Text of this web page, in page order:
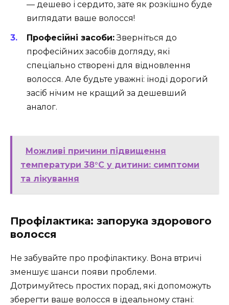
— дешево і сердито, зате як розкішно буде
виглядати ваше волосся!
Професійні засоби:Зверніться до
професійних засобів догляду, які
спеціально створені для відновлення
волосся. Але будьте уважні: іноді дорогий
засіб нічим не кращий за дешевший
аналог.
Можливі причини підвищення
температури 38°C у дитини: симптоми
та лікування
Профілактика: запорука здорового
волосся
Не забувайте про профілактику. Вона втричі
зменшує шанси появи проблеми.
Дотримуйтесь простих порад, які допоможуть
зберегти ваше волосся в ідеальному стані: